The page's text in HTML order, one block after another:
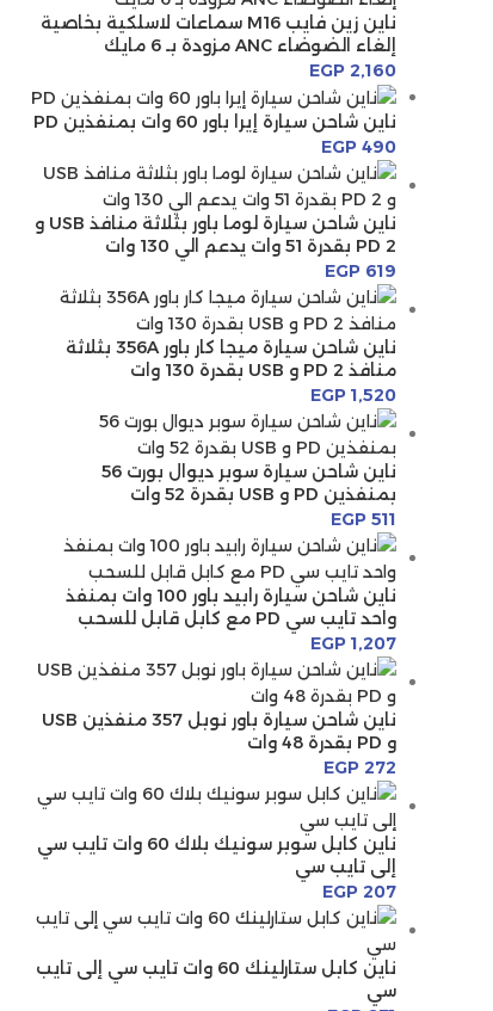
ناين زين فايب M16 سماعات لاسلكية بخاصية
إلغاء الضوضاء ANC مزودة بـ 6 مايك
EGP2,160
ناين شاحن سيارة إيرا باور 60 وات بمنفذين PD
EGP490
ناين شاحن سيارة لوما باور بثلاثة منافذ USB و
2 PD بقدرة 51 وات يدعم الي 130 وات
EGP619
ناين شاحن سيارة ميجا كار باور 356A بثلاثة
منافذ 2 PD و USB بقدرة 130 وات
EGP1,520
ناين شاحن سيارة سوبر ديوال بورت 56
بمنفذين PD و USB بقدرة 52 وات
EGP511
ناين شاحن سيارة رابيد باور 100 وات بمنفذ
واحد تايب سي PD مع كابل قابل للسحب
EGP1,207
ناين شاحن سيارة باور نوبل 357 منفذين USB
و PD بقدرة 48 وات
EGP272
ناين كابل سوبر سونيك بلاك 60 وات تايب سي
إلى تايب سي
EGP207
ناين كابل ستارلينك 60 وات تايب سي إلى تايب
سي